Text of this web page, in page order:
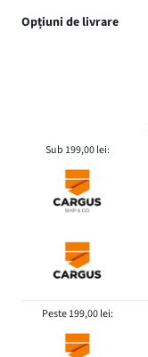
Opțiuni de livrare
Sub 199,00 lei:
Peste 199,00 lei: